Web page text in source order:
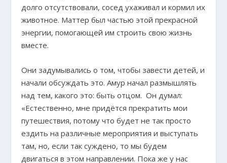
долго отсутствовали, сосед ухаживал и кормил их
животное. Маттер был частью этой прекрасной
энергии, помогающей им строить свою жизнь
вместе.
Они задумывались о том, чтобы завести детей, и
начали обсуждать это. Амур начал размышлять
над тем, какого это: быть отцом. Он думал:
«Естественно, мне придётся прекратить мои
путешествия, потому что будет не так просто
ездить на различные мероприятия и выступать
там, но, если так суждено, то мы будем
двигаться в этом направлении. Пока же у нас